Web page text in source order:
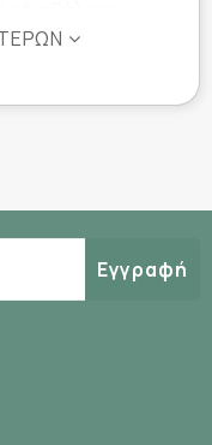
συντελεί στην
ορμονική
Oil τηςΕγγραφή